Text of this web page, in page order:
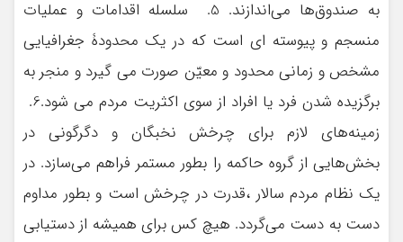
به صندوق‌ها می‌اندازند. 5. سلسله اقدامات و عملیات
منسجم و پیوسته ای است كه در یك محدودۀ جغرافیایی
مشخص و زمانی محدود و معیّن صورت می گیرد و منجر به
برگزیده شدن فرد یا افراد از سوی اكثریت مردم می شود.6.
زمينه‌های لازم برای چرخش نخبگان و دگرگونی در
بخش‌هايی از گروه حاكمه را بطور مستمر فراهم مي‌سازد. در
يك نظام مردم سالار ،قدرت در چرخش است و بطور مداوم
دست به دست مي‌گردد. هيچ كس برای هميشه از دستيابی